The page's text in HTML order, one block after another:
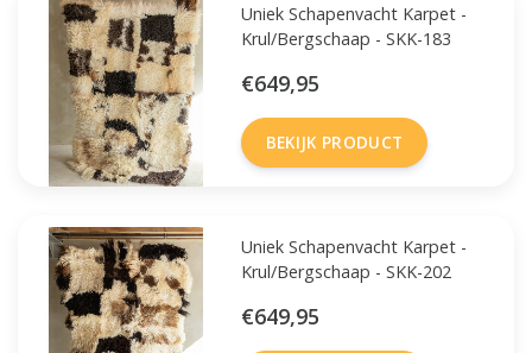
Uniek Schapenvacht Karpet -
Krul/Bergschaap - SKK-183
€649,95
BEKIJK PRODUCT
Uniek Schapenvacht Karpet -
Krul/Bergschaap - SKK-202
€649,95